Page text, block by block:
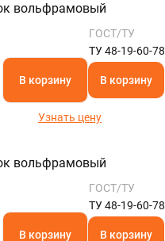
вольфрамовый
ГОСТ/ТУ
ТУ 48-19-60-78
В корзину В корзину
Узнать цену
вольфрамовый
ГОСТ/ТУ
ТУ 48-19-60-78
В корзину В корзину